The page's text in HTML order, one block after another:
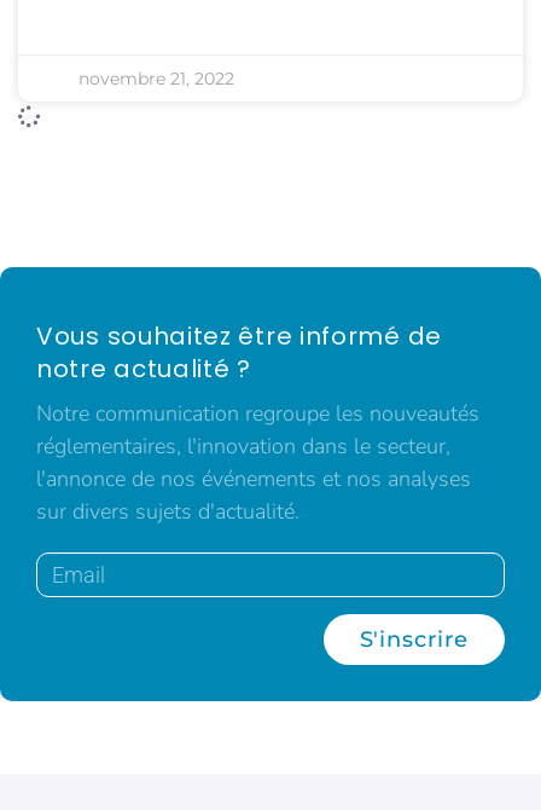
novembre 21, 2022
Vous souhaitez être informé de
notre actualité ?
Notre communication regroupe les nouveautés
réglementaires, l'innovation dans le secteur,
l'annonce de nos événements et nos analyses
sur divers sujets d'actualité.
S'inscrire